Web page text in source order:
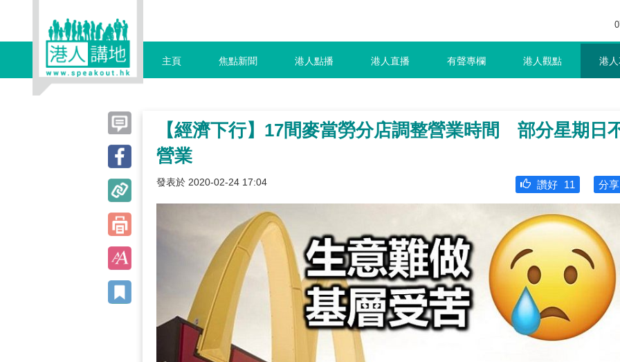
主頁 焦點新聞 港人點播 港人直播 有聲專欄 港人觀點 港
【經濟下行】17間麥當勞分店調整營業時間 部分星期日
營業
發表於 2020-02-24 17:04 分享
讚好 11